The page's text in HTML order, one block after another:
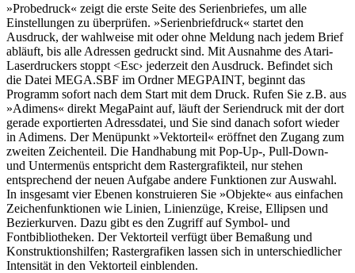
»Probedruck« zeigt die erste Seite des Serienbriefes, um alle
Einstellungen zu überprüfen. »Serienbriefdruck« startet den
Ausdruck, der wahlweise mit oder ohne Meldung nach jedem Brief
abläuft, bis alle Adressen gedruckt sind. Mit Ausnahme des Atari-
Laserdruckers stoppt <Esc› jederzeit den Ausdruck. Befindet sich
die Datei MEGA.SBF im Ordner MEGPAINT, beginnt das
Programm sofort nach dem Start mit dem Druck. Rufen Sie z.B. aus
»Adimens« direkt MegaPaint auf, läuft der Seriendruck mit der dort
gerade exportierten Adressdatei, und Sie sind danach sofort wieder
in Adimens. Der Menüpunkt »Vektorteil« eröffnet den Zugang zum
zweiten Zeichenteil. Die Handhabung mit Pop-Up-, Pull-Down-
und Untermenüs entspricht dem Rastergrafikteil, nur stehen
entsprechend der neuen Aufgabe andere Funktionen zur Auswahl.
In insgesamt vier Ebenen konstruieren Sie »Objekte« aus einfachen
Zeichenfunktionen wie Linien, Linienzüge, Kreise, Ellipsen und
Bezierkurven. Dazu gibt es den Zugriff auf Symbol- und
Fontbibliotheken. Der Vektorteil verfügt über Bemaßung und
Konstruktionshilfen; Rastergrafiken lassen sich in unterschiedlicher
Intensität in den Vektorteil einblenden.